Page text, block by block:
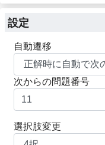
設定
自動遷移
次からの問題番号
選択肢変更